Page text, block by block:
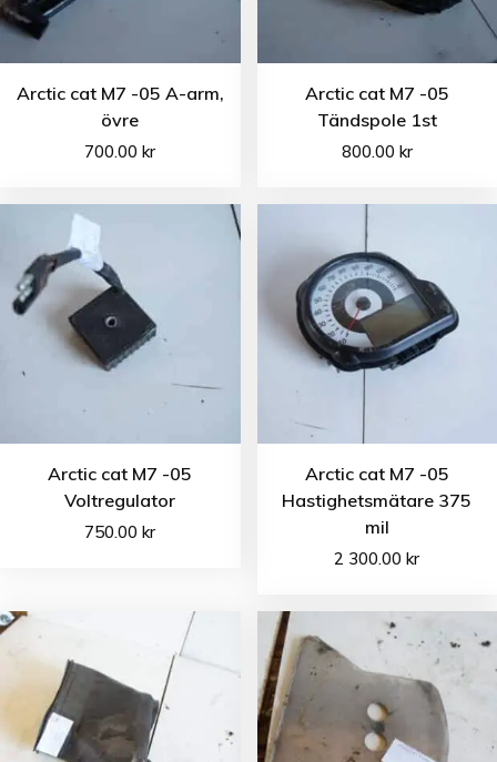
Arctic cat M7 -05 A-arm,
övre
700.00kr
Arctic cat M7 -05
Tändspole 1st
800.00 kr
Arctic cat M7 -05
Voltregulator
750.00kr
Arctic cat M7 -05
Hastighetsmätare 375
mil
2 300.00kr